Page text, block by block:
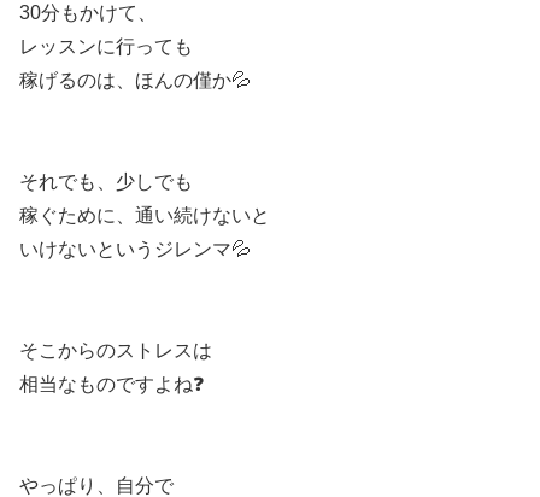
30分もかけて、
レッスンに行っても
稼げるのは、ほんの僅か💦
それでも、少しでも
稼ぐために、通い続けないと
いけないというジレンマ💦
そこからのストレスは
相当なものですよね❓
やっぱり、自分で